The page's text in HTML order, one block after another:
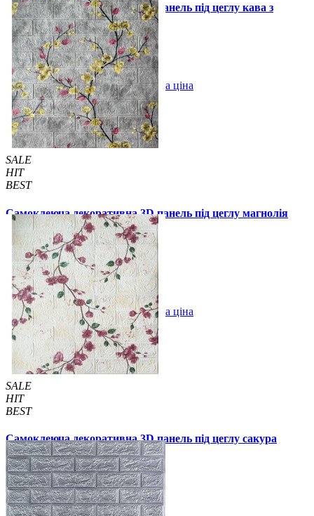
Самоклеюча декоративна 3D панель під цеглу кава з
молоком 700x770x3мм (348-3)
55 грн./шт 130 грн./шт
Купити В закладки Оптова ціна
SALE
HIT
BEST
Самоклеюча декоративна 3D панель під цеглу магнолія
700x770x3мм (6233-3)
59 грн./шт 140 грн./шт
Купити В закладки Оптова ціна
SALE
HIT
BEST
Самоклеюча декоративна 3D панель під цеглу сакура
700x770x3мм (6234-3)
59 грн./шт 140 грн. /шт